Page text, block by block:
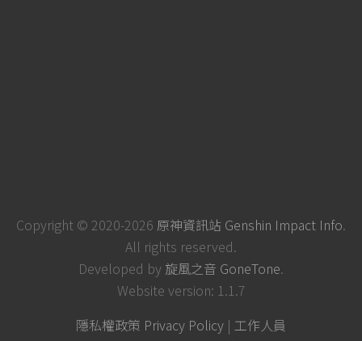
Copyright © 2020-2026 原神資訊站 Genshin Impact Info.
All rights reserved.
Developed by 旋風之音 GoneTone.
Website version: 1.1.7
隱私權政策 Privacy Policy | 工作人員